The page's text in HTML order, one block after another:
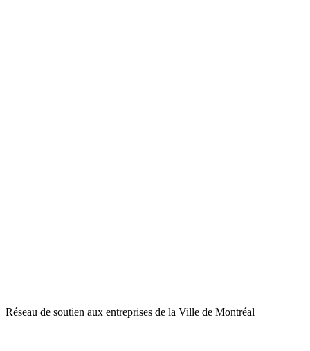
Réseau de soutien aux entreprises de la Ville de Montréal